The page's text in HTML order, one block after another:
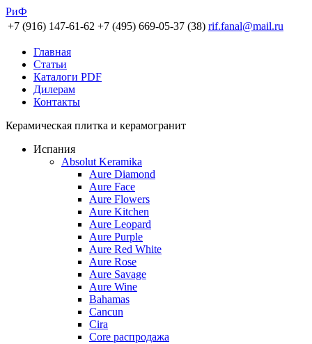
РиФ
+7 (916) 147-61-62 +7 (495) 669-05-37 (38) rif.fanal@mail.ru
Главная
Статьи
Каталоги PDF
Дилерам
Контакты
Керамическая плитка и керамогранит
Испания
Absolut Keramika
Aure Diamond
Aure Face
Aure Flowers
Aure Kitchen
Aure Leopard
Aure Purple
Aure Red White
Aure Rose
Aure Savage
Aure Wine
Bahamas
Cancun
Cira
Core распродажа